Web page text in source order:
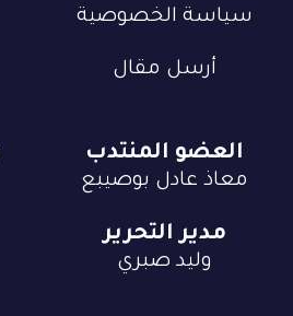
سياسة الخصوصية
أرسل مقال
العضو المنتدب
معاذ عادل بوصيبع
مدير التحرير
وليد صبري